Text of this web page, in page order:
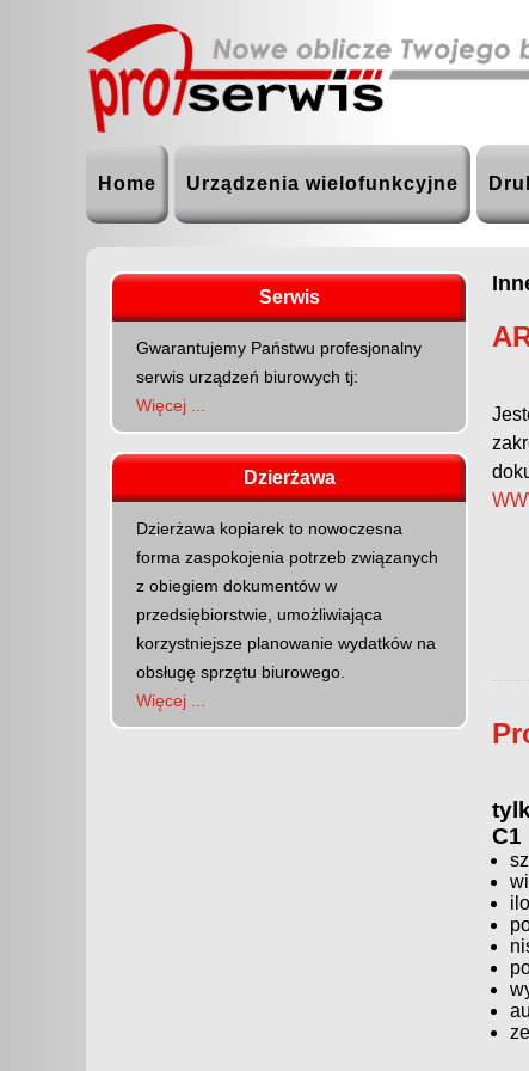
Home Urządzenia wielofunkcyjne
Serwis
Gwarantujemy Państwu profesjonalny
serwis urządzeń biurowych tj:
Więcej ...
Dzierżawa
Dzierżawa kopiarek to nowoczesna
forma zaspokojenia potrzeb związanych
z obiegiem dokumentów w
przedsiębiorstwie, umożliwiająca
korzystniejsze planowanie wydatków na
obsługę sprzętu biurowego.
Więcej ...
C1